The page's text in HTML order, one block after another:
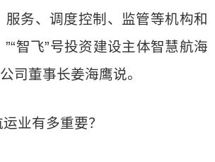
服务、调度控制、监管等机构和
智飞”号投资建设主体智慧航海
司董事长姜海鹰说。
业有多重要？